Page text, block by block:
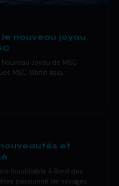
le nouveau joyau
Nouveau Joyau de MSC
MSC World Asia…
et
Inoubliable À Bord des
passionné de voyages